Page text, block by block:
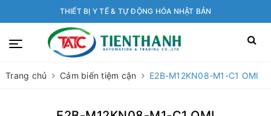
THIẾT BỊ Y TẾ & TỰ ĐỘNG HÓA NHẬT BẢN
Trang chủ Cảm biến tiệm cận E2B-M12KN08-M1-C1 OMI